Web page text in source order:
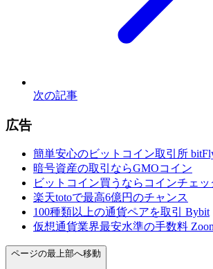
次の記事
広告
簡単安心のビットコイン取引所
暗号資産の取引ならGMOコイン
ビットコイン買うならコインチェッ
楽天totoで最高6億円のチャンス
100種類以上の通貨ペアを取引 Bybit
仮想通貨業界最安水準の手数料
ページの最上部へ移動